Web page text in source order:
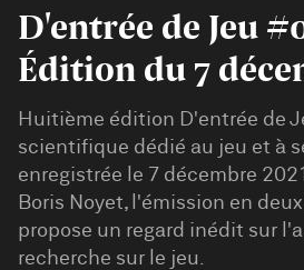
D'entrée de Jeu
Édition du 7
Huitième édition D'entrée de
scientifique dédié au jeu et à
enregistrée le 7 décembre
Boris Noyet, l'émission en
propose un regard inédit sur
recherche sur le jeu.